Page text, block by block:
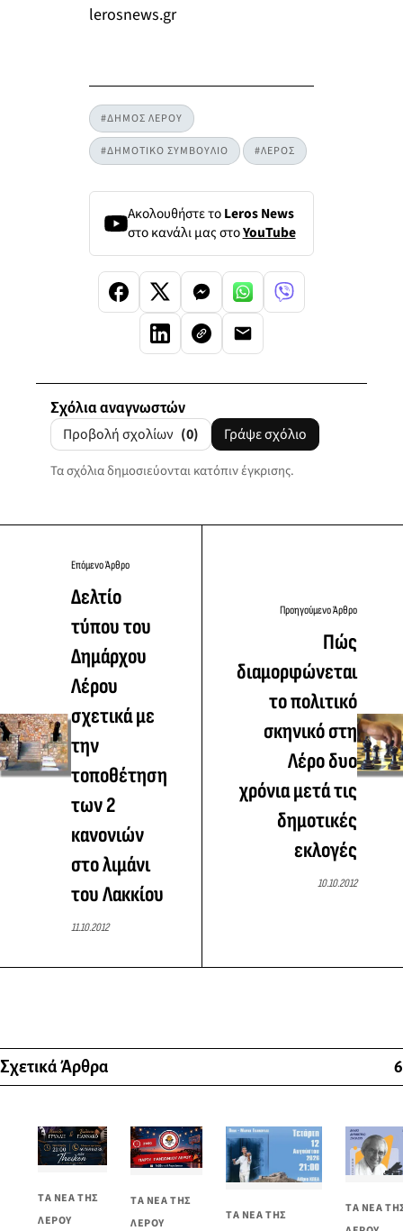
lerosnews.gr
#ΔΗΜΟΣ ΛΕΡΟΥ
#ΔΗΜΟΤΙΚΟ ΣΥΜΒΟΥΛΙΟ #ΛΕΡΟΣ
Ακολουθήστε τοLeros News
στο κανάλι μας στοYouTube
Σχόλια αναγνωστών
Προβολή σχολίων (0) Γράψε σχόλιο
Τα σχόλια δημοσιεύονται κατόπιν έγκρισης.
Επόμενο Άρθρο
Δελτίο
τύπου του
Δημάρχου
Λέρου
σχετικά με
την
τοποθέτηση
των 2
κανονιών
στο λιμάνι
του Λακκίου
11.10.2012
Προηγούμενο Άρθρο
Πώς
διαμορφώνεται
το πολιτικό
σκηνικό στη
Λέρο δυο
χρόνια μετά τις
δημοτικές
εκλογές
10.10.2012
Σχετικά Άρθρα 6
ΤΑ ΝΕΑ ΤΗΣ
ΛΕΡΟΥ
ΤΑ ΝΕΑ ΤΗΣ
ΛΕΡΟΥ
ΤΑ ΝΕΑ ΤΗΣ
ΤΑ ΝΕΑ